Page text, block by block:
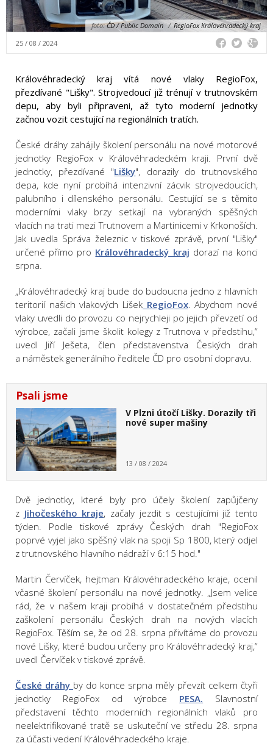
foto:ČD / Public Domain / RegioFox Královéhradecký kraj
25 / 08 / 2024
Královéhradecký kraj vítá nové vlaky RegioFox,
přezdívané "Lišky". Strojvedoucí již trénují v trutnovském
depu, aby byli připraveni, až tyto moderní jednotky
začnou vozit cestující na regionálních tratích.
České dráhy zahájily školení personálu na nové motorové
jednotky RegioFox v Královéhradeckém kraji. První dvě
jednotky, přezdívané "Lišky", dorazily do trutnovského
depa, kde nyní probíhá intenzivní zácvik strojvedoucích,
palubního i dílenského personálu. Cestující se s těmito
moderními vlaky brzy setkají na vybraných spěšných
vlacích na trati mezi Trutnovem a Martinicemi v Krkonoších.
Jak uvedla Správa železnic v tiskové zprávě, první "Lišky"
určené přímo pro Královéhradecký kraj dorazí na konci
srpna.
„Královéhradecký kraj bude do budoucna jedno z hlavních
teritorií našich vlakových Lišek RegioFox. Abychom nové
vlaky uvedli do provozu co nejrychleji po jejich převzetí od
výrobce, začali jsme školit kolegy z Trutnova v předstihu,“
uvedl Jiří Ješeta, člen představenstva Českých drah
a náměstek generálního ředitele ČD pro osobní dopravu.
Psali jsme
V Plzni útočí Lišky. Dorazily tři
nové super mašiny
13 / 08 / 2024
Dvě jednotky, které byly pro účely školení zapůjčeny
z Jihočeského kraje, začaly jezdit s cestujícími již tento
týden. Podle tiskové zprávy Českých drah "RegioFox
poprvé vyjel jako spěšný vlak na spoji Sp 1800, který odjel
z trutnovského hlavního nádraží v 6:15 hod."
Martin Červíček, hejtman Královéhradeckého kraje, ocenil
včasné školení personálu na nové jednotky. „Jsem velice
rád, že v našem kraji probíhá v dostatečném předstihu
zaškolení personálu Českých drah na nových vlacích
RegioFox. Těším se, že od 28. srpna přivítáme do provozu
nové Lišky, které budou určeny pro Královéhradecký kraj,“
uvedl Červíček v tiskové zprávě.
České dráhy by do konce srpna měly převzít celkem čtyři
jednotky RegioFox od výrobce PESA. Slavnostní
představení těchto moderních regionálních vlaků pro
neelektrifikované tratě se uskuteční ve středu 28. srpna
za účasti vedení Královéhradeckého kraje.